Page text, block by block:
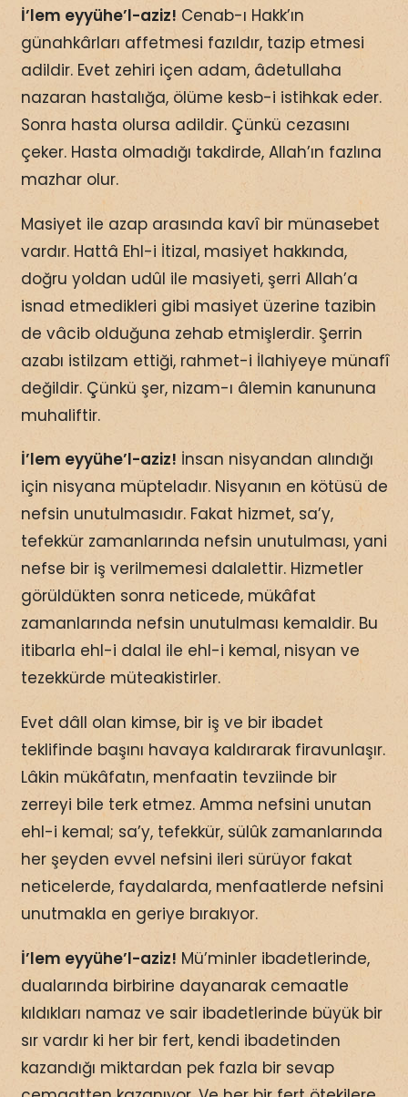
İ’lem eyyühe’l-aziz! Cenab-ı Hakk’ın
günahkârları affetmesi fazıldır, tazip etmesi
adildir. Evet zehiri içen adam, âdetullaha
nazaran hastalığa, ölüme kesb-i istihkak eder.
Sonra hasta olursa adildir. Çünkü cezasını
çeker. Hasta olmadığı takdirde, Allah’ın fazlına
mazhar olur.
Masiyet ile azap arasında kavî bir münasebet
vardır. Hattâ Ehl-i İtizal, masiyet hakkında,
doğru yoldan udûl ile masiyeti, şerri Allah’a
isnad etmedikleri gibi masiyet üzerine tazibin
de vâcib olduğuna zehab etmişlerdir. Şerrin
azabı istilzam ettiği, rahmet-i İlahiyeye münafî
değildir. Çünkü şer, nizam-ı âlemin kanununa
muhaliftir.
İ’lem eyyühe’l-aziz! İnsan nisyandan alındığı
için nisyana müpteladır. Nisyanın en kötüsü de
nefsin unutulmasıdır. Fakat hizmet, sa’y,
tefekkür zamanlarında nefsin unutulması, yani
nefse bir iş verilmemesi dalalettir. Hizmetler
görüldükten sonra neticede, mükâfat
zamanlarında nefsin unutulması kemaldir. Bu
itibarla ehl-i dalal ile ehl-i kemal, nisyan ve
tezekkürde müteakistirler.
Evet dâll olan kimse, bir iş ve bir ibadet
teklifinde başını havaya kaldırarak firavunlaşır.
Lâkin mükâfatın, menfaatin tevziinde bir
zerreyi bile terk etmez. Amma nefsini unutan
ehl-i kemal; sa’y, tefekkür, sülûk zamanlarında
her şeyden evvel nefsini ileri sürüyor fakat
neticelerde, faydalarda, menfaatlerde nefsini
unutmakla en geriye bırakıyor.
İ’lem eyyühe’l-aziz! Mü’minler ibadetlerinde,
dualarında birbirine dayanarak cemaatle
kıldıkları namaz ve sair ibadetlerinde büyük bir
sır vardır ki her bir fert, kendi ibadetinden
kazandığı miktardan pek fazla bir sevap